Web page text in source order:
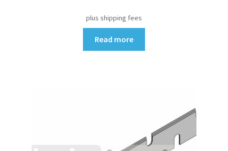
plus shipping fees
Read more